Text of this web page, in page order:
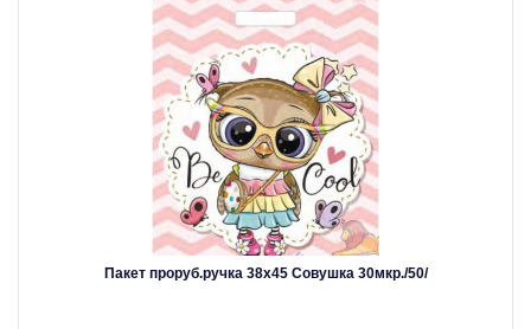
Пакет проруб.ручка 38х45 Совушка 30мкр./50/